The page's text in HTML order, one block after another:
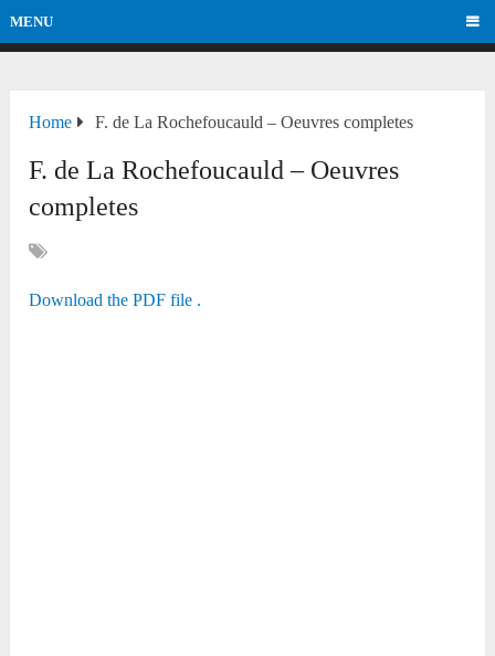
MENU
Home F. de La Rochefoucauld – Oeuvres completes
F. de La Rochefoucauld – Oeuvres
completes
Download the PDF file .